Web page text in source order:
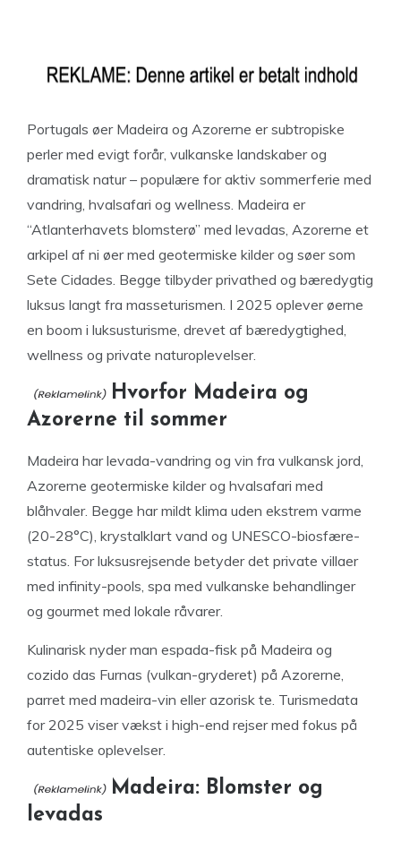
Portugals øer Madeira og Azorerne er subtropiske
perler med evigt forår, vulkanske landskaber og
dramatisk natur – populære for aktiv sommerferie med
vandring, hvalsafari og wellness. Madeira er
“Atlanterhavets blomsterø” med levadas, Azorerne et
arkipel af ni øer med geotermiske kilder og søer som
Sete Cidades. Begge tilbyder privathed og bæredygtig
luksus langt fra masseturismen. I 2025 oplever øerne
en boom i luksusturisme, drevet af bæredygtighed,
wellness og private naturoplevelser.
Hvorfor Madeira og
Azorerne til sommer
Madeira har levada-vandring og vin fra vulkansk jord,
Azorerne geotermiske kilder og hvalsafari med
blåhvaler. Begge har mildt klima uden ekstrem varme
(20-28°C), krystalklart vand og UNESCO-biosfære-
status. For luksusrejsende betyder det private villaer
med infinity-pools, spa med vulkanske behandlinger
og gourmet med lokale råvarer.
Kulinarisk nyder man espada-fisk på Madeira og
cozido das Furnas (vulkan-gryderet) på Azorerne,
parret med madeira-vin eller azorisk te. Turismedata
for 2025 viser vækst i high-end rejser med fokus på
autentiske oplevelser.
Madeira: Blomster og
levadas